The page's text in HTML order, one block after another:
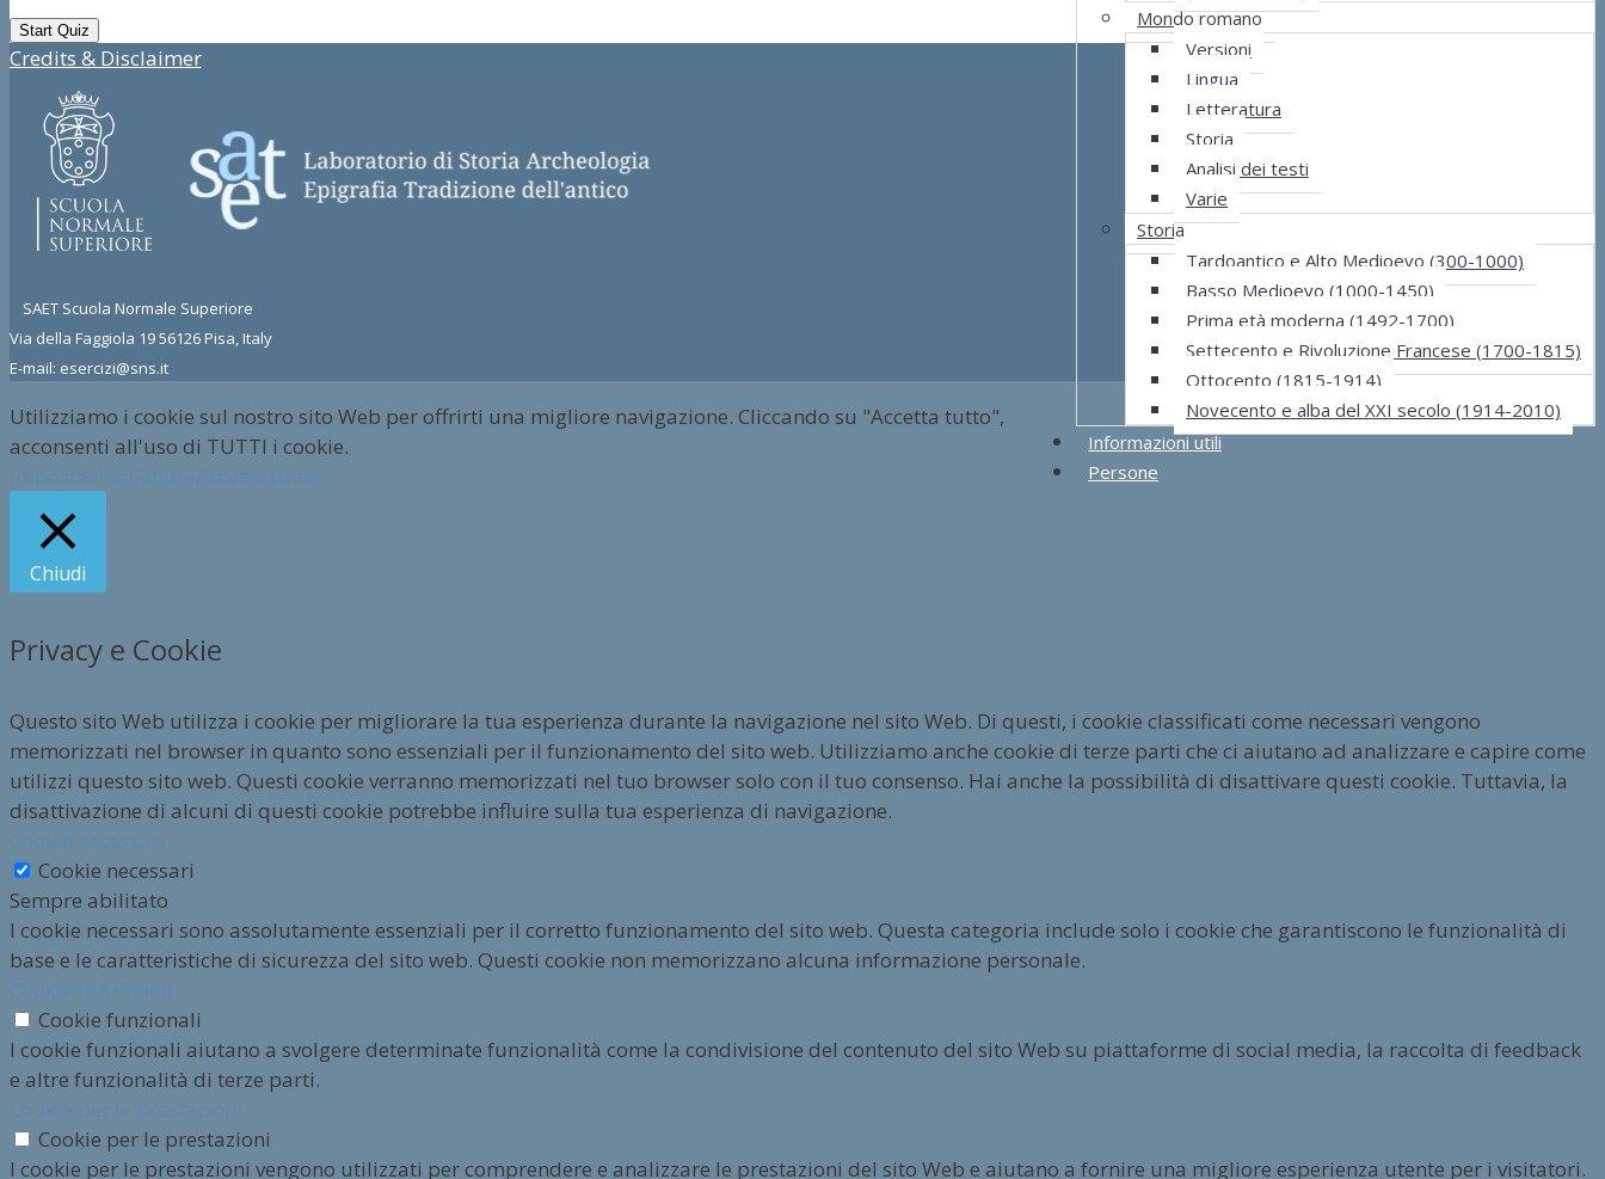
Mondo romano
Versioni
Lingua
Letteratura
Storia
Analisi dei testi
Varie
Storia
Tardoantico e Alto Medioevo (300-1000)
Basso Medioevo (1000-1450)
Prima età moderna (1492-1700)
Settecento e Rivoluzione Francese (1700-1815)
Ottocento (1815-1914)
Novecento e alba del XXI secolo (1914-2010)
Informazioni utili
Persone
Credits & Disclaimer
SAET Scuola Normale Superiore
Via della Faggiola 19 56126 Pisa, Italy
E-mail: esercizi@sns.it
Utilizziamo i cookie sul nostro sito Web per offrirti una migliore navigazione. Cliccando su "Accetta tutto",
acconsenti all'uso di TUTTI i cookie.
Chiudi
Privacy e Cookie
Questo sito Web utilizza i cookie per migliorare la tua esperienza durante la navigazione nel sito Web. Di questi, i cookie classificati come necessari vengono
memorizzati nel browser in quanto sono essenziali per il funzionamento del sito web. Utilizziamo anche cookie di terze parti che ci aiutano ad analizzare e capire come
utilizzi questo sito web. Questi cookie verranno memorizzati nel tuo browser solo con il tuo consenso. Hai anche la possibilità di disattivare questi cookie. Tuttavia, la
disattivazione di alcuni di questi cookie potrebbe influire sulla tua esperienza di navigazione.
Cookie necessari
Sempre abilitato
I cookie necessari sono assolutamente essenziali per il corretto funzionamento del sito web. Questa categoria include solo i cookie che garantiscono le funzionalità di
base e le caratteristiche di sicurezza del sito web. Questi cookie non memorizzano alcuna informazione personale.
Cookie funzionali
I cookie funzionali aiutano a svolgere determinate funzionalità come la condivisione del contenuto del sito Web su piattaforme di social media, la raccolta di feedback
e altre funzionalità di terze parti.
Cookie per le prestazioni
I cookie per le prestazioni vengono utilizzati per comprendere e analizzare le prestazioni del sito Web e aiutano a fornire una migliore esperienza utente per i visitatori.